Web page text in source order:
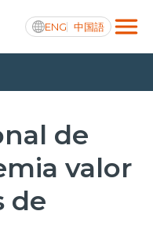
ENG 中国語
de
valor
de